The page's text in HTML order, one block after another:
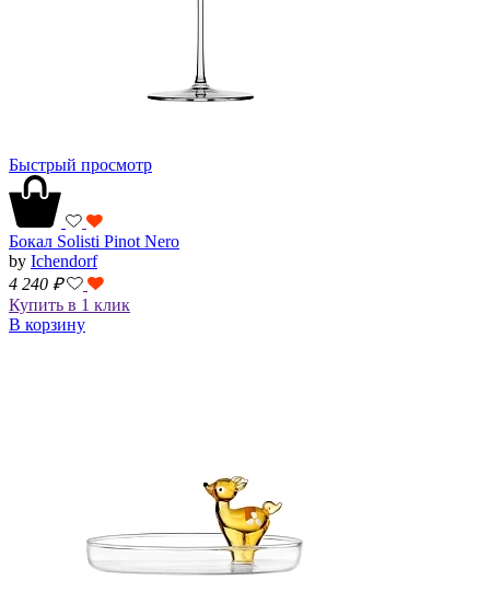
Быстрый просмотр
Бокал Solisti Pinot Nero
by Ichendorf
4 240 ₽
Купить в 1 клик
В корзину